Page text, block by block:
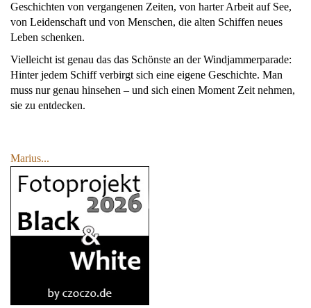
Geschichten von vergangenen Zeiten, von harter Arbeit auf See,
von Leidenschaft und von Menschen, die alten Schiffen neues
Leben schenken.
Vielleicht ist genau das das Schönste an der Windjammerparade:
Hinter jedem Schiff verbirgt sich eine eigene Geschichte. Man
muss nur genau hinsehen – und sich einen Moment Zeit nehmen,
sie zu entdecken.
Marius...